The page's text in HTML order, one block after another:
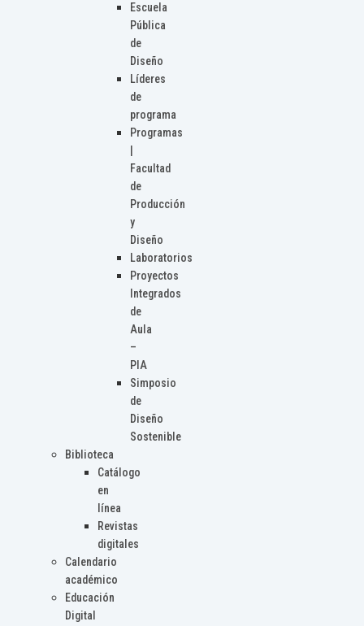
Escuela
Pública
de
Diseño
Líderes
de
programa
Programas
Facultad
de
Producción
y
Diseño
Laboratorios
Proyectos
Integrados
de
Aula
–
PIA
Simposio
de
Diseño
Sostenible
Biblioteca
Catálogo
en
línea
Revistas
digitales
Calendario
académico
Educación
Digital